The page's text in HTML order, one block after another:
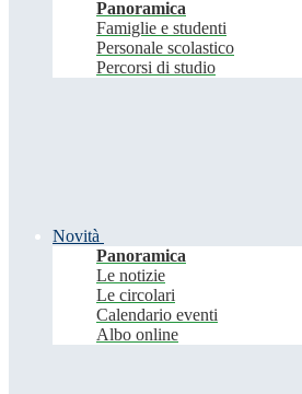
Panoramica
Famiglie e studenti
Personale scolastico
Percorsi di studio
Novità
Panoramica
Le notizie
Le circolari
Calendario eventi
Albo online